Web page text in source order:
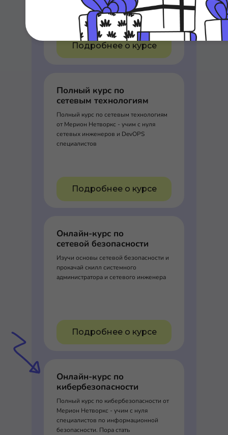
Подробнее о курсе
Полный курс по
сетевым технологиям
Полный курс по сетевым технологиям
от Мерион Нетворкс - учим с нуля
сетевых инженеров и DevOPS
специалистов
Подробнее о курсе
Онлайн-курс по
сетевой безопасности
Изучи основы сетевой безопасности и
прокачай скилл системного
администратора и сетевого инженера
Подробнее о курсе
Онлайн-курс по
кибербезопасности
Полный курс по кибербезопасности от
Мерион Нетворкс - учим с нуля
специалистов по информационной
безопасности. Пора стать